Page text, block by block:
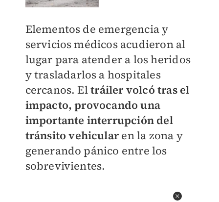
Elementos de emergencia y
servicios médicos acudieron al
lugar para atender a los heridos
y trasladarlos a hospitales
cercanos. Eltráiler volcó tras el
impacto, provocando una
importante interrupción del
tránsito vehicularen la zona y
generando pánico entre los
sobrevivientes.